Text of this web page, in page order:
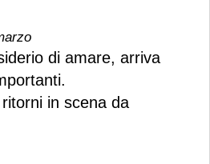
di amare, arriva
in scena da